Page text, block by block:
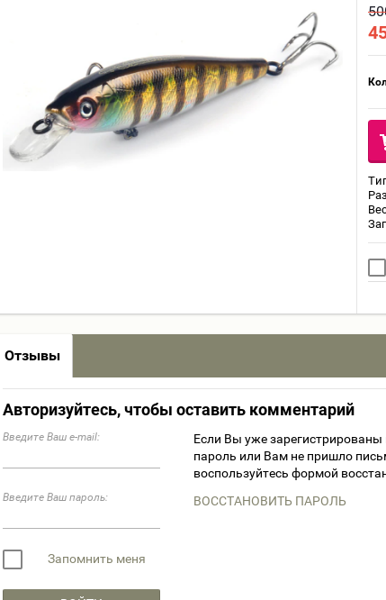
Отзывы
Авторизуйтесь, чтобы оставить комментарий
Введите Ваш e-mail:
Введите Ваш пароль:
Запомнить меня
Если Вы уже
пароль или Вам не пришло
воспользуйтесь формой
ВОССТАНОВИТЬ ПАРОЛЬ